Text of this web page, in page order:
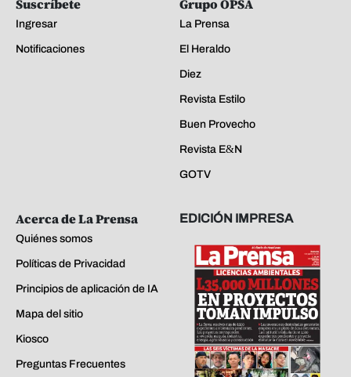
Suscríbete
Ingresar
Notificaciones
Grupo OPSA
La Prensa
El Heraldo
Diez
Revista Estilo
Buen Provecho
Revista E&N
GOTV
Acerca de La Prensa
Quiénes somos
Políticas de Privacidad
Principios de aplicación de IA
Mapa del sitio
Kiosco
Preguntas Frecuentes
EDICIÓN IMPRESA